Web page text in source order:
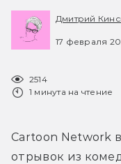
Дмитрий
17 февраля
2514
1 минута на чтение
Cartoon Network
отрывок из